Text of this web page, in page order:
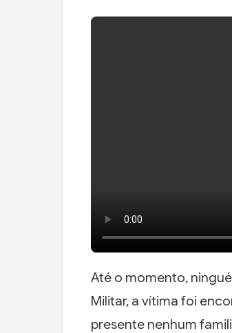
Até o momento,
Militar, a vítima foi
presente nenhum